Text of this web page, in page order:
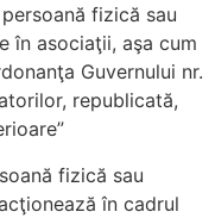
fizică sau
în asociaţii, aşa cum
Guvernului nr.
republicată,
fizică sau
în cadrul